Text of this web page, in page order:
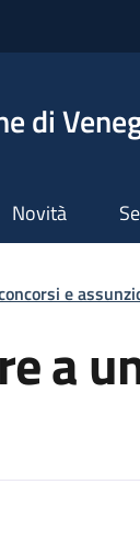
di
Novità
e
a